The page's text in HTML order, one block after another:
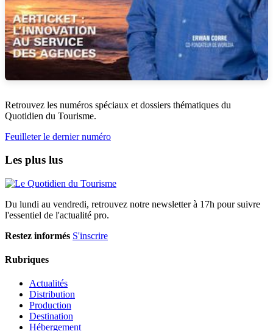
Retrouvez les numéros spéciaux et dossiers thématiques du
Quotidien du Tourisme.
Feuilleter le dernier numéro
Les plus lus
Du lundi au vendredi, retrouvez notre newsletter à 17h pour suivre
l'essentiel de l'actualité pro.
Restez informés S'inscrire
Rubriques
Actualités
Distribution
Production
Destination
Hébergement